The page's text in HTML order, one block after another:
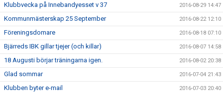
Klubbvecka på Innebandyesset v 37 2016-08-29 14:47
Kommunmästerskap 25 September 2016-08-22 12:10
Föreningsdomare 2016-08-18 07:10
Bjärreds IBK gillar tjejer (och killar) 2016-08-07 14:58
18 Augusti börjar träningarna igen. 2016-08-02 20:38
Glad sommar 2016-07-04 21:43
Klubben byter e-mail 2016-07-03 20:40